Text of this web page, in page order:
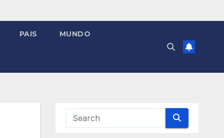
PAIS MUNDO